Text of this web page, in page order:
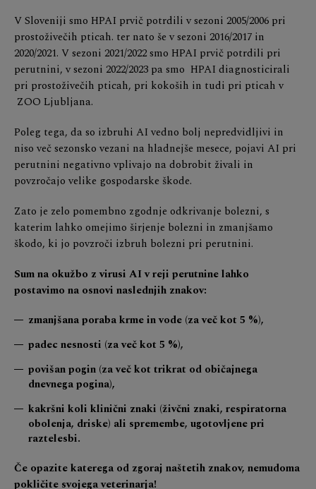
V Sloveniji smo HPAI prvič potrdili v sezoni 2005/2006 pri
prostoživečih pticah. ter nato še v sezoni 2016/2017 in
2020/2021. V sezoni 2021/2022 smo HPAI prvič potrdili pri
perutnini, v sezoni 2022/2023 pa smo HPAI diagnosticirali
pri prostoživečih pticah, pri kokoših in tudi pri pticah v
ZOO Ljubljana.
Poleg tega, da so izbruhi AI vedno bolj nepredvidljivi in
niso več sezonsko vezani na hladnejše mesece, pojavi AI pri
perutnini negativno vplivajo na dobrobit živali in
povzročajo velike gospodarske škode.
Zato je zelo pomembno zgodnje odkrivanje bolezni, s
katerim lahko omejimo širjenje bolezni in zmanjšamo
škodo, ki jo povzroči izbruh bolezni pri perutnini.
Sum na okužbo z virusi AI v reji perutnine lahko
postavimo na osnovi naslednjih znakov:
zmanjšana poraba krme in vode (za več kot 5 %),
padec nesnosti (za več kot 5 %),
povišan pogin (za več kot trikrat od običajnega
dnevnega pogina),
kakršni koli klinični znaki (živčni znaki, respiratorna
obolenja, driske) ali spremembe, ugotovljene pri
raztelesbi.
Če opazite katerega od zgoraj naštetih znakov, nemudoma
pokličite svojega veterinarja!